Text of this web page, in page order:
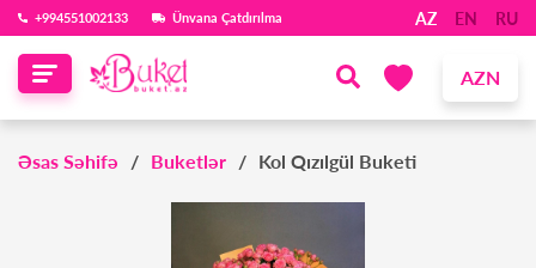
‪+994551002133‬ Ünvana Çatdırılma AZ EN RU
AZN
Əsas Səhifə Buketlər Kol Qızılgül Buketi